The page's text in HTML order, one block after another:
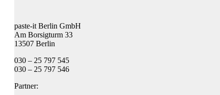
paste-it Berlin GmbH
Am Borsigturm 33
13507 Berlin
030 – 25 797 545
030 – 25 797 546
Partner: